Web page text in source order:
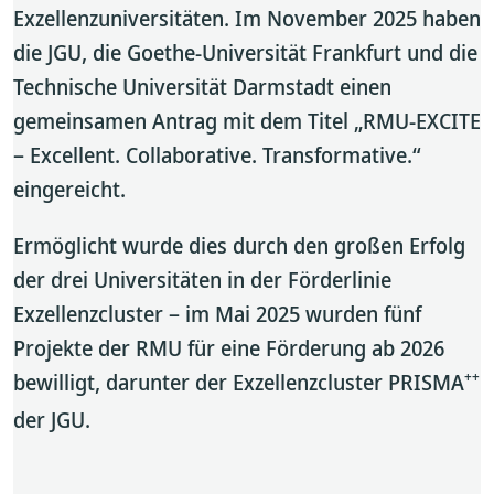
Exzellenzuniversitäten. Im November 2025 haben
die JGU, die Goethe-Universität Frankfurt und die
Technische Universität Darmstadt einen
gemeinsamen Antrag mit dem Titel „RMU-EXCITE
– Excellent. Collaborative. Transformative.“
eingereicht.
Ermöglicht wurde dies durch den großen Erfolg
der drei Universitäten in der Förderlinie
Exzellenzcluster – im Mai 2025 wurden fünf
Projekte der RMU für eine Förderung ab 2026
bewilligt, darunter der Exzellenzcluster PRISMA++
der JGU.